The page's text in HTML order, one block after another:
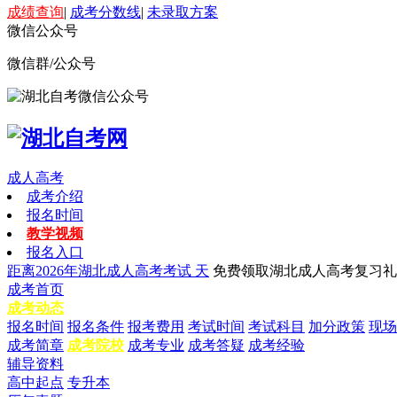
成绩查询| 成考分数线| 未录取方案
微信公众号
微信群/公众号
成人高考
成考介绍
报名时间
教学视频
报名入口
距离2026年湖北成人高考考试 天 免费领取湖北成人高考复习
成考首页
成考动态
报名时间 报名条件 报考费用 考试时间 考试科目 加分政策 现
成考简章 成考院校 成考专业 成考答疑 成考经验
辅导资料
高中起点 专升本